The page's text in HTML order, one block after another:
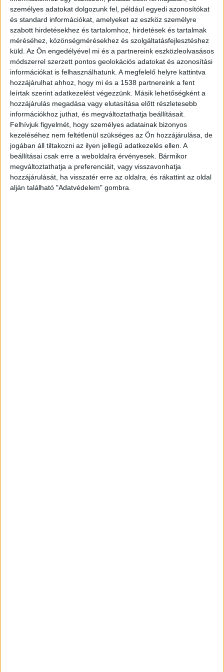
személyes adatokat dolgozunk fel, például egyedi azonosítókat
és standard információkat, amelyeket az eszköz személyre
szabott hirdetésekhez és tartalomhoz, hirdetések és tartalmak
méréséhez, közönségmérésekhez és szolgáltatásfejlesztéshez
küld. Az Ön engedélyével mi és a partnereink eszközleolvasásos
módszerrel szerzett pontos geolokációs adatokat és azonosítási
információkat is felhasználhatunk. A megfelelő helyre kattintva
hozzájárulhat ahhoz, hogy mi és a 1538 partnereink a fent
leírtak szerint adatkezelést végezzünk. Másik lehetőségként a
hozzájárulás megadása vagy elutasítása előtt részletesebb
információkhoz juthat, és megváltoztathatja beállításait.
Felhívjuk figyelmét, hogy személyes adatainak bizonyos
kezeléséhez nem feltétlenül szükséges az Ön hozzájárulása, de
jogában áll tiltakozni az ilyen jellegű adatkezelés ellen. A
beállításai csak erre a weboldalra érvényesek. Bármikor
megváltoztathatja a preferenciáit, vagy visszavonhatja
hozzájárulását, ha visszatér erre az oldalra, és rákattint az oldal
alján található "Adatvédelem" gombra.
Dugonics utca felé, miközben a lámpafények
hosszúra nyújtották alakját az aszfalton. A
térfigyelő kamerák szemcsés felvételein még
látszik, ahogy elhalad: egy törékeny alak a néma
éjszakában. Ekkor tűnt fel a színen P. László.A
Kékvillogó legfrissebb híreit ide kattintva éred el!
A Facebookon már 342 ezernél is többen
követnek minket.